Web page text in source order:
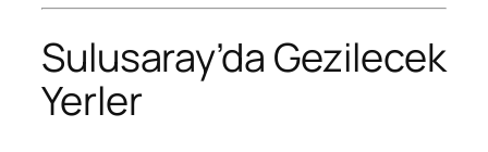
Sulusaray’da Gezilecek
Yerler